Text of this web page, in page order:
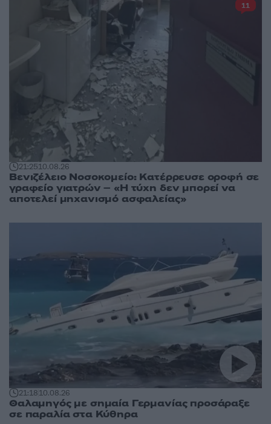
21:2510.08.26
Βενιζέλειο Νοσοκομείο: Κατέρρευσε οροφή σε
γραφείο γιατρών – «Η τύχη δεν μπορεί να
αποτελεί μηχανισμό ασφαλείας»
11
21:1810.08.26
Θαλαμηγός με σημαία Γερμανίας προσάραξε
σε παραλία στα Κύθηρα